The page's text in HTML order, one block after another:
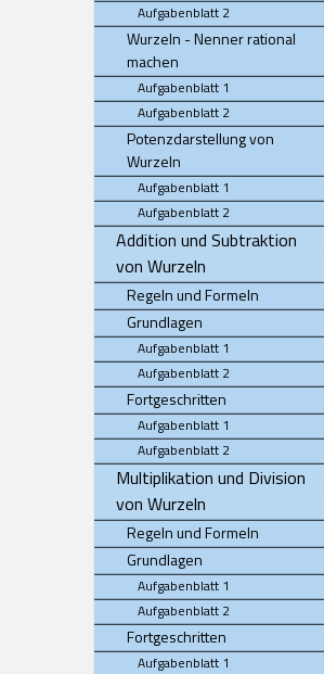
Aufgabenblatt 2
Wurzeln - Nenner rational
machen
Aufgabenblatt 1
Aufgabenblatt 2
Potenzdarstellung von
Wurzeln
Aufgabenblatt 1
Aufgabenblatt 2
Addition und Subtraktion
von Wurzeln
Regeln und Formeln
Grundlagen
Aufgabenblatt 1
Aufgabenblatt 2
Fortgeschritten
Aufgabenblatt 1
Aufgabenblatt 2
Multiplikation und Division
von Wurzeln
Regeln und Formeln
Grundlagen
Aufgabenblatt 1
Aufgabenblatt 2
Fortgeschritten
Aufgabenblatt 1